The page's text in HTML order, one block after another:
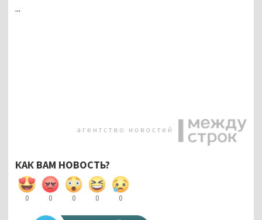
...
КАК ВАМ НОВОСТЬ?
0 0 0 0 0